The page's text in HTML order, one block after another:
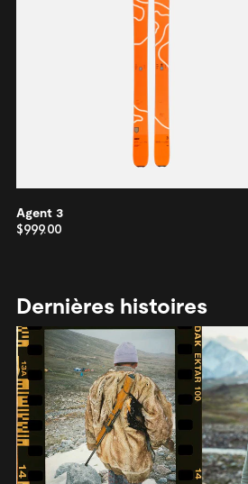
Agent 3
$999.00
Dernières histoires